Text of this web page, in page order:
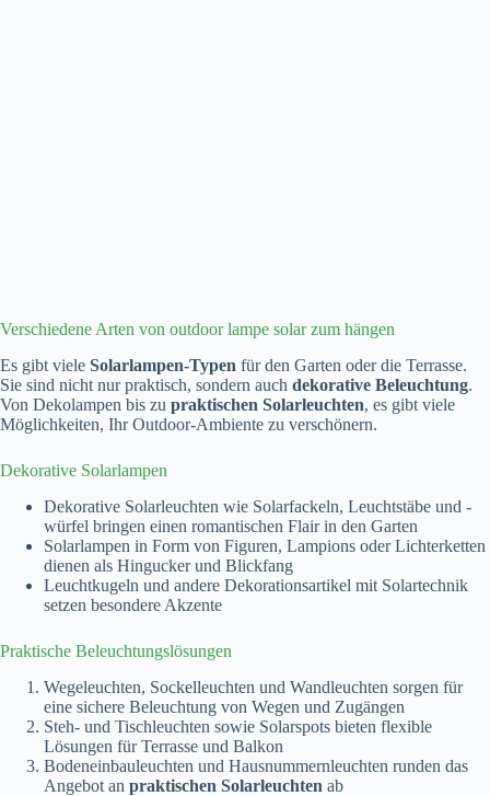
Verschiedene Arten von outdoor lampe solar zum hängen
Es gibt viele Solarlampen-Typen für den Garten oder die Terrasse.
Sie sind nicht nur praktisch, sondern auch dekorative Beleuchtung.
Von Dekolampen bis zu praktischen Solarleuchten, es gibt viele
Möglichkeiten, Ihr Outdoor-Ambiente zu verschönern.
Dekorative Solarlampen
Dekorative Solarleuchten wie Solarfackeln, Leuchtstäbe und -
würfel bringen einen romantischen Flair in den Garten
Solarlampen in Form von Figuren, Lampions oder Lichterketten
dienen als Hingucker und Blickfang
Leuchtkugeln und andere Dekorationsartikel mit Solartechnik
setzen besondere Akzente
Praktische Beleuchtungslösungen
Wegeleuchten, Sockelleuchten und Wandleuchten sorgen für
eine sichere Beleuchtung von Wegen und Zugängen
Steh- und Tischleuchten sowie Solarspots bieten flexible
Lösungen für Terrasse und Balkon
Bodeneinbauleuchten und Hausnummernleuchten runden das
Angebot an praktischen Solarleuchten ab